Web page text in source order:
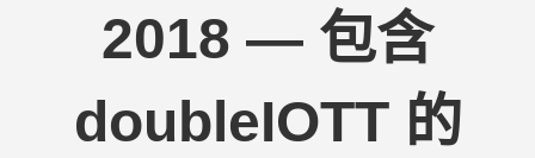
2018 — 包含
doubleIOTT 的